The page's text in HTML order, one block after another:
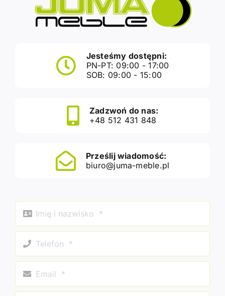
Jesteśmy dostępni:
PN-PT: 09:00 - 17:00
SOB: 09:00 - 15:00
Zadzwoń do nas:
+48 512 431 848
Prześlij wiadomość:
biuro@juma-meble.pl